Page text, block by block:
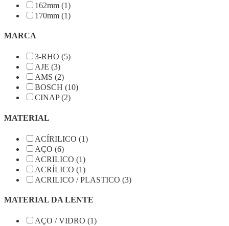
162mm (1)
170mm (1)
MARCA
3-RHO (5)
AJE (3)
AMS (2)
BOSCH (10)
CINAP (2)
MATERIAL
ACÍRILICO (1)
AÇO (6)
ACRILICO (1)
ACRÍLICO (1)
ACRILICO / PLASTICO (3)
MATERIAL DA LENTE
AÇO / VIDRO (1)